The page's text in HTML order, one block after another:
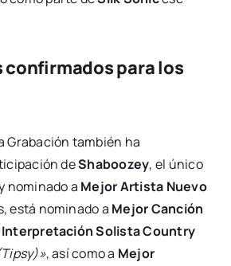
confirmados para los
Grabación también ha
deShaboozey, el único
nominado a Mejor Artista Nuevo
está nominado a Mejor Canción
Solista Country
, así como a Mejor